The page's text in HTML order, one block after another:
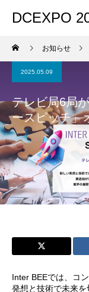
DCEXPO
お知らせ
2025.05.09
テレビ局6局
ースピッチ」
Inter BEEでは、コ
発想と技術で未来